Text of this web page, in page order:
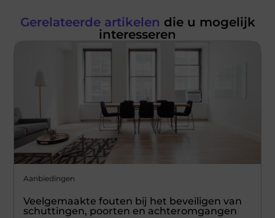
Gerelateerde artikelen die u mogelijk
interesseren
Aanbiedingen
Veelgemaakte fouten bij het beveiligen van
schuttingen, poorten en achteromgangen